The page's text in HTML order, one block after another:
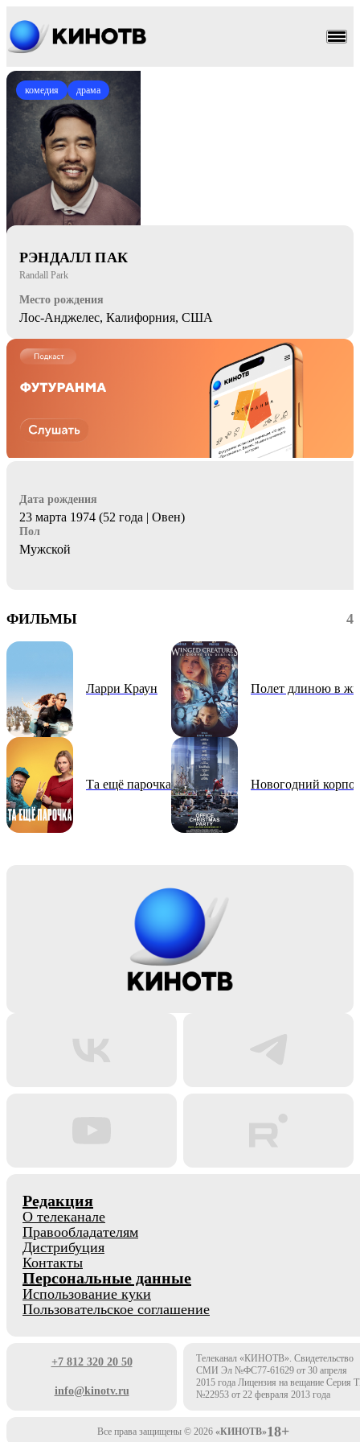
комедия драма
РЭНДАЛЛ ПАК
Randall Park
Место рождения
Лос-Анджелес, Калифорния, США
Дата рождения
23 марта 1974 (52 года | Овен)
Пол
Мужской
ФИЛЬМЫ 4
Ларри Краун
Та ещё парочка
Полет длиною в
Новогодний
Редакция
О телеканале
Правообладателям
Дистрибуция
Контакты
Персональные данные
Использование куки
Пользовательское соглашение
+7 812 320 20 50
info@kinotv.ru
Телеканал «КИНОТВ». Свидетельство
СМИ Эл №ФС77-61629 от 30 апреля
2015 года Лицензия на вещание Серия
№22953 от 22 февраля 2013 года
Все права защищены © 2026 «КИНОТВ»18+